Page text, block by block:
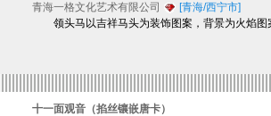
青海一格文化艺术有限公司
[青海/西宁市]
领头马以吉祥马头为装饰图案，背景为火焰图
十一面观音（掐丝镶嵌唐卡）